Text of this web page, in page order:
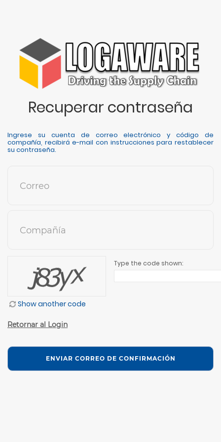
Recuperar contraseña
Ingrese su cuenta de correo electrónico y código de
compañía, recibirá e-mail con instrucciones para restablecer
su contraseña.
Correo
Compañía
Type the code shown:
Show another code
Retornar al Login
ENVIAR CORREO DE CONFIRMACIÓN